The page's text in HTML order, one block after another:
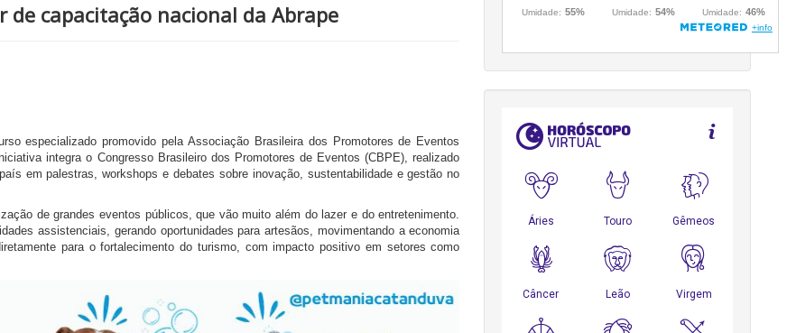
capacitação nacional da Abrape
especializado promovido pela Associação Brasileira dos Promotores de Eventos
integra o Congresso Brasileiro dos Promotores de Eventos (CBPE), realizado
em palestras, workshops e debates sobre inovação, sustentabilidade e gestão no
de grandes eventos públicos, que vão muito além do lazer e do entretenimento.
assistenciais, gerando oportunidades para artesãos, movimentando a economia
para o fortalecimento do turismo, com impacto positivo em setores como